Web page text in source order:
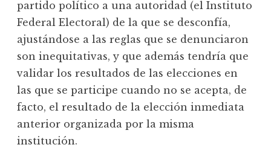
partido político a una autoridad (el Instituto
Federal Electoral) de la que se desconfía,
ajustándose a las reglas que se denunciaron
son inequitativas, y que además tendría que
validar los resultados de las elecciones en
las que se participe cuando no se acepta, de
facto, el resultado de la elección inmediata
anterior organizada por la misma
institución.